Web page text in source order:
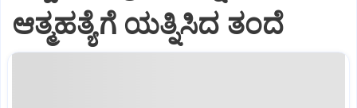
ಆತ್ಮಹತ್ಯೆಗೆ ಯತ್ನಿಸಿದ ತಂದೆ